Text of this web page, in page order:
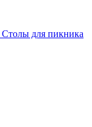
Столы для пикника